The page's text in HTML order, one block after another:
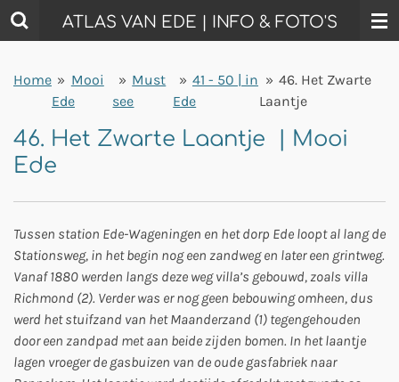
Ga
direct
de
hoofdinhoud
ATLAS VAN EDE | INFO & FOTO'S
Home » Mooi
Ede
» Must
see
» 41 - 50 | in
Ede
» 46. Het Zwarte
Laantje
46. Het Zwarte Laantje | Mooi
Ede
Tussen station Ede-Wageningen en het dorp Ede loopt al lang de
Stationsweg, in het begin nog een zandweg en later een grintweg.
Vanaf 1880 werden langs deze weg villa’s gebouwd, zoals villa
Richmond (2). Verder was er nog geen bebouwing omheen, dus
werd het stuifzand van het Maanderzand (1) tegengehouden
door een zandpad met aan beide zijden bomen. In het laantje
lagen vroeger de gasbuizen van de oude gasfabriek naar